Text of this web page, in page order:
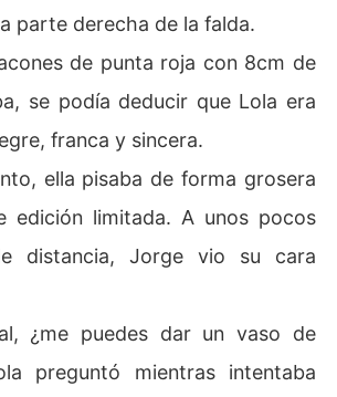
parte derecha de la falda.
de punta roja con 8cm de
se podía deducir que Lola era
franca y sincera.
ella pisaba de forma grosera
edición limitada. A unos pocos
distancia, Jorge vio su cara
¿me puedes dar un vaso de
preguntó mientras intentaba